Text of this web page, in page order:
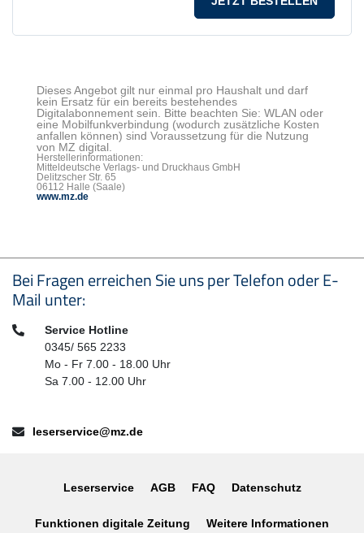
Dieses Angebot gilt nur einmal pro Haushalt und darf
kein Ersatz für ein bereits bestehendes
Digitalabonnement sein. Bitte beachten Sie: WLAN oder
eine Mobilfunkverbindung (wodurch zusätzliche Kosten
anfallen können) sind Voraussetzung für die Nutzung
von MZ digital.
Herstellerinformationen:
Mitteldeutsche Verlags- und Druckhaus GmbH
Delitzscher Str. 65
06112 Halle (Saale)
www.mz.de
Seitenfußbereich
Bei Fragen erreichen Sie uns per Telefon oder E-
Mail unter:
Telefon:Service Hotline
0345/ 565 2233
Mo - Fr 7.00 - 18.00 Uhr
Sa 7.00 - 12.00 Uhr
E-Mail:leserservice@mz.de
Leserservice AGB FAQ Datenschutz
Funktionen digitale Zeitung Weitere Informationen